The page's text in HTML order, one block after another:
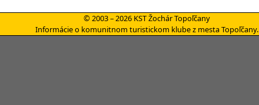
© 2003 – 2026 KST Žochár Topoľčany
Informácie o komunitnom turistickom klube z mesta Topoľčany.